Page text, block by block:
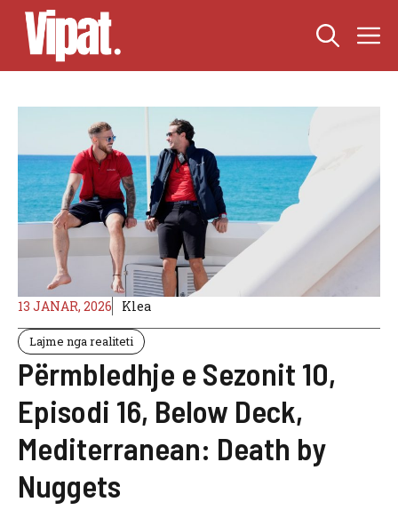
Skip
content
13 JANAR, 2026 Klea
Lajme nga realiteti
Përmbledhje e Sezonit 10,
Episodi 16, Below Deck,
Mediterranean: Death by
Nuggets